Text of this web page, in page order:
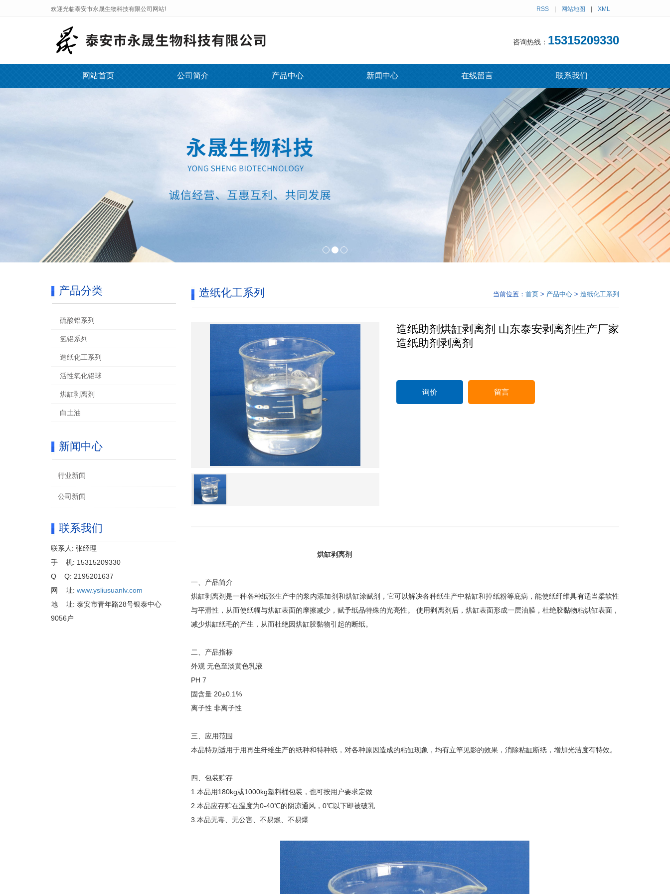
欢迎光临泰安市永晟生物科技有限公司网站! RSS 网站地图 XML
咨询热线： 15315209330
网站首页 公司简介 产品中心 新闻中心 在线留言 联系我们
造纸化工系列 当前位置： 首页 > 产品中心 > 造纸化工系列
造纸助剂烘缸剥离剂 山东泰安剥离剂生产厂家
造纸助剂剥离剂
询价 留言
烘缸剥离剂
一、产品简介
烘缸剥离剂是一种各种纸张生产中的浆内添加剂和烘缸涂赋剂，它可以解决各种纸生产中粘缸和掉纸粉等庇病，能使纸纤维具有适当柔软性
与平滑性，从而使纸幅与烘缸表面的摩擦减少，赋予纸品特殊的光亮性。
使用剥离剂后，烘缸表面形成一层油膜，杜绝胶黏物粘烘缸表面，
减少烘缸纸毛的产生，从而杜绝因烘缸胶黏物引起的断纸。
二、产品指标
外观 无色至淡黄色乳液
PH 7
固含量 20±0.1%
离子性 非离子性
三、应用范围
本品特别适用于用再生纤维生产的纸种和特种纸，对各种原因造成的粘缸现象，均有立竿见影的效果，消除粘缸断纸，增加光洁度有特效。
四、包装贮存
1. 本品用180kg或1000kg塑料桶包装，也可按用户要求定做
2. 本品应存贮在温度为0-40℃的阴凉通风， 0℃以下即被破乳
3. 本品无毒、无公害、不易燃、不易爆
产品分类
硫酸铝系列
氢铝系列
造纸化工系列
活性氧化铝球
烘缸剥离剂
白土油
新闻中心
行业新闻
公司新闻
联系我们
联系人: 张经理
手 机: 15315209330
Q Q: 2195201637
网 址: www.ysliusuanlv.com
地 址: 泰安市青年路28号银泰中心
9056户